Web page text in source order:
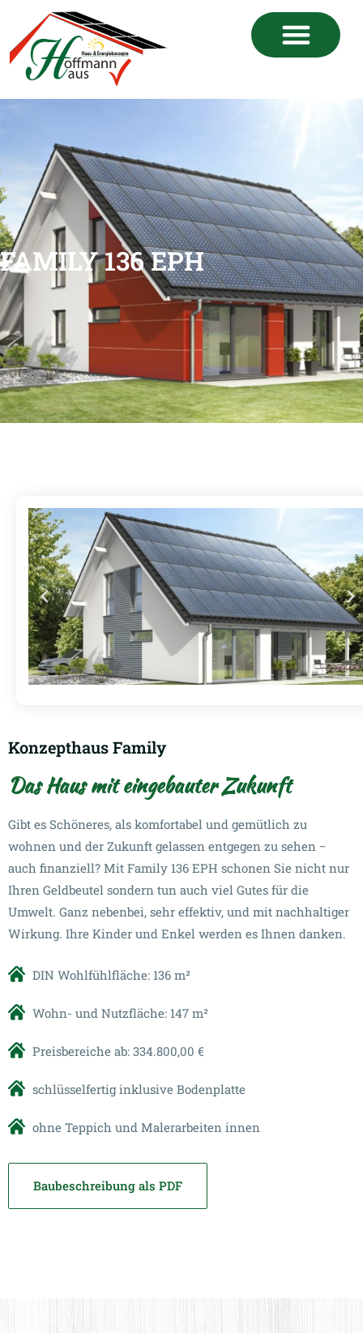
FAMILY 136 EPH
Konzepthaus Family
Das Haus mit eingebauter Zukunft
Gibt es Schöneres, als komfortabel und gemütlich zu
wohnen und der Zukunft gelassen entgegen zu sehen −
auch finanziell? Mit Family 136 EPH schonen Sie nicht nur
Ihren Geldbeutel sondern tun auch viel Gutes für die
Umwelt. Ganz nebenbei, sehr effektiv, und mit nachhaltiger
Wirkung. Ihre Kinder und Enkel werden es Ihnen danken.
DIN Wohlfühlfläche: 136 m²
Wohn- und Nutzfläche: 147 m²
Preisbereiche ab: 334.800,00 €
schlüsselfertig inklusive Bodenplatte
ohne Teppich und Malerarbeiten innen
Baubeschreibung als PDF